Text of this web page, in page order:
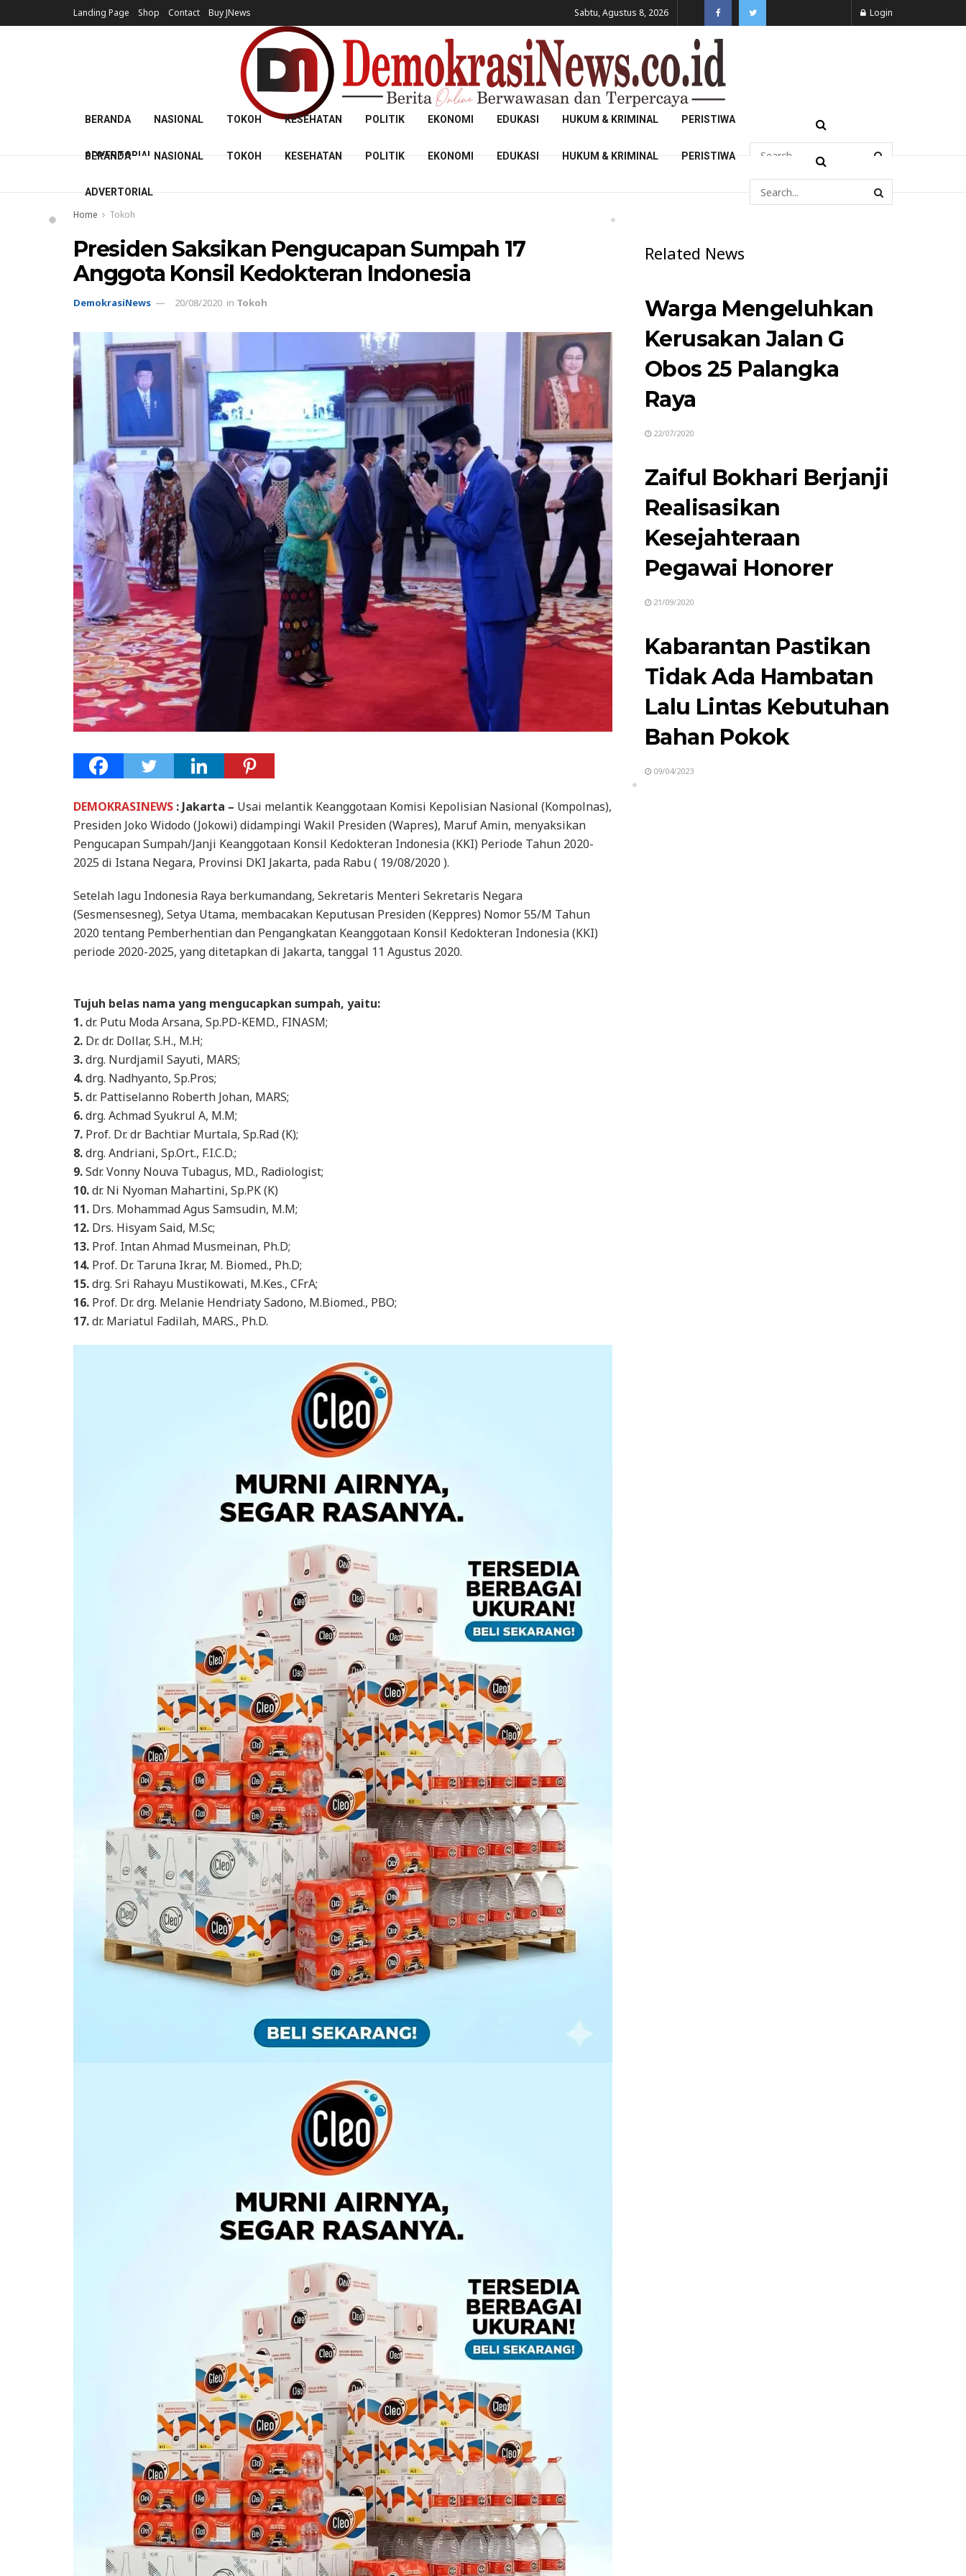
Landing Page Shop Contact Buy JNews Sabtu, Agustus 8, 2026 Login
BERANDA NASIONAL TOKOH KESEHATAN POLITIK EKONOMI EDUKASI HUKUM & KRIMINAL PERISTIWA
ADVERTORIAL
BERANDA NASIONAL TOKOH KESEHATAN POLITIK EKONOMI EDUKASI HUKUM & KRIMINAL PERISTIWA
ADVERTORIAL
Home Tokoh
Presiden Saksikan Pengucapan Sumpah 17
Anggota Konsil Kedokteran Indonesia
DemokrasiNews 20/08/2020 in Tokoh
DEMOKRASINEWS : Jakarta – Usai melantik Keanggotaan Komisi Kepolisian Nasional (Kompolnas),
Presiden Joko Widodo (Jokowi) didampingi Wakil Presiden (Wapres), Maruf Amin, menyaksikan
Pengucapan Sumpah/Janji Keanggotaan Konsil Kedokteran Indonesia (KKI) Periode Tahun 2020-
2025 di Istana Negara, Provinsi DKI Jakarta, pada Rabu ( 19/08/2020 ).
Setelah lagu Indonesia Raya berkumandang, Sekretaris Menteri Sekretaris Negara
(Sesmensesneg), Setya Utama, membacakan Keputusan Presiden (Keppres) Nomor 55/M Tahun
2020 tentang Pemberhentian dan Pengangkatan Keanggotaan Konsil Kedokteran Indonesia (KKI)
periode 2020-2025, yang ditetapkan di Jakarta, tanggal 11 Agustus 2020.
Tujuh belas nama yang mengucapkan sumpah, yaitu:
1.dr. Putu Moda Arsana, Sp.PD-KEMD., FINASM;
2. Dr. dr. Dollar, S.H., M.H;
3.drg. Nurdjamil Sayuti, MARS;
4.drg. Nadhyanto, Sp.Pros;
5.dr. Pattiselanno Roberth Johan, MARS;
6.drg. Achmad Syukrul A, M.M;
7. Prof. Dr. dr Bachtiar Murtala, Sp.Rad (K);
8.drg. Andriani, Sp.Ort., F.I.C.D.;
9.Sdr. Vonny Nouva Tubagus, MD., Radiologist;
10.dr. Ni Nyoman Mahartini, Sp.PK (K)
11. Drs. Mohammad Agus Samsudin, M.M;
12. Drs. Hisyam Said, M.Sc;
13. Prof. Intan Ahmad Musmeinan, Ph.D;
14. Prof. Dr. Taruna Ikrar, M. Biomed., Ph.D;
15.drg. Sri Rahayu Mustikowati, M.Kes., CFrA;
16. Prof. Dr. drg. Melanie Hendriaty Sadono, M.Biomed., PBO;
17.dr. Mariatul Fadilah, MARS., Ph.D.
Related News
Warga Mengeluhkan
Kerusakan Jalan G
Obos 25 Palangka
Raya
22/07/2020
Zaiful Bokhari Berjanji
Realisasikan
Kesejahteraan
Pegawai Honorer
21/09/2020
Kabarantan Pastikan
Tidak Ada Hambatan
Lalu Lintas Kebutuhan
Bahan Pokok
09/04/2023